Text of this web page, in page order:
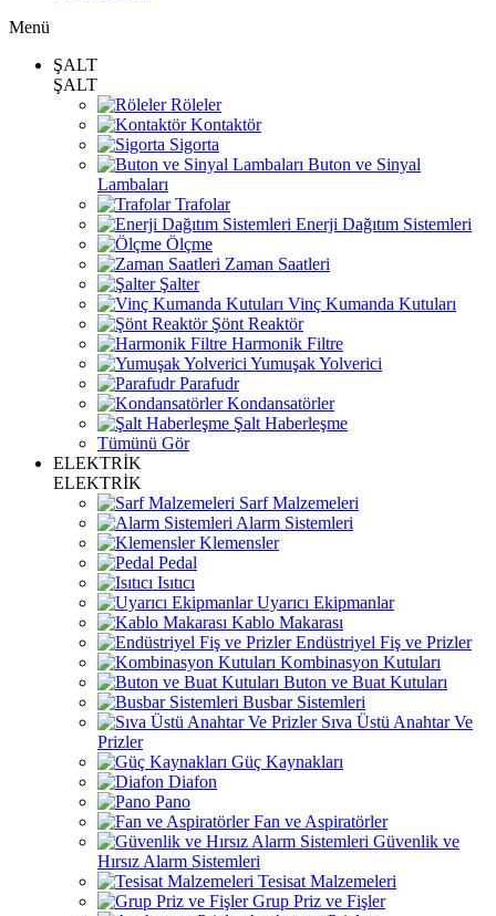
Menü
ŞALT
ŞALT
Röleler
Kontaktör
Sigorta
Buton ve Sinyal
Lambaları
Trafolar
Enerji Dağıtım Sistemleri
Ölçme
Zaman Saatleri
Şalter
Vinç Kumanda Kutuları
Şönt Reaktör
Harmonik Filtre
Yumuşak Yolverici
Parafudr
Kondansatörler
Şalt Haberleşme
Tümünü Gör
ELEKTRİK
ELEKTRİK
Sarf Malzemeleri
Alarm Sistemleri
Klemensler
Pedal
Isıtıcı
Uyarıcı Ekipmanlar
Kablo Makarası
Endüstriyel Fiş ve Prizler
Kombinasyon Kutuları
Buton ve Buat Kutuları
Busbar Sistemleri
Sıva Üstü Anahtar Ve
Prizler
Güç Kaynakları
Diafon
Pano
Fan ve Aspiratörler
Güvenlik ve
Hırsız Alarm Sistemleri
Tesisat Malzemeleri
Grup Priz ve Fişler